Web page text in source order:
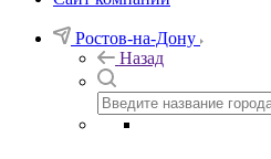
Ростов-на-Дону
Назад